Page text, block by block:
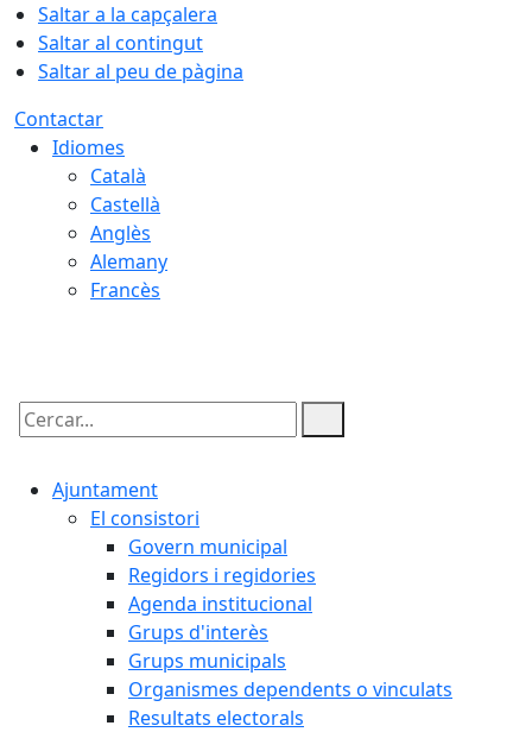
Saltar a la capçalera
Saltar al contingut
Saltar al peu de pàgina
Contactar
Idiomes
Català
Castellà
Anglès
Alemany
Francès
Cercar:
Ajuntament
El consistori
Govern municipal
Regidors i regidories
Agenda institucional
Grups d'interès
Grups municipals
Organismes dependents o vinculats
Resultats electorals